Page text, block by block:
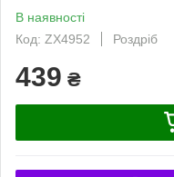
В наявності
Код: ZX4952
Роздріб
439 ₴